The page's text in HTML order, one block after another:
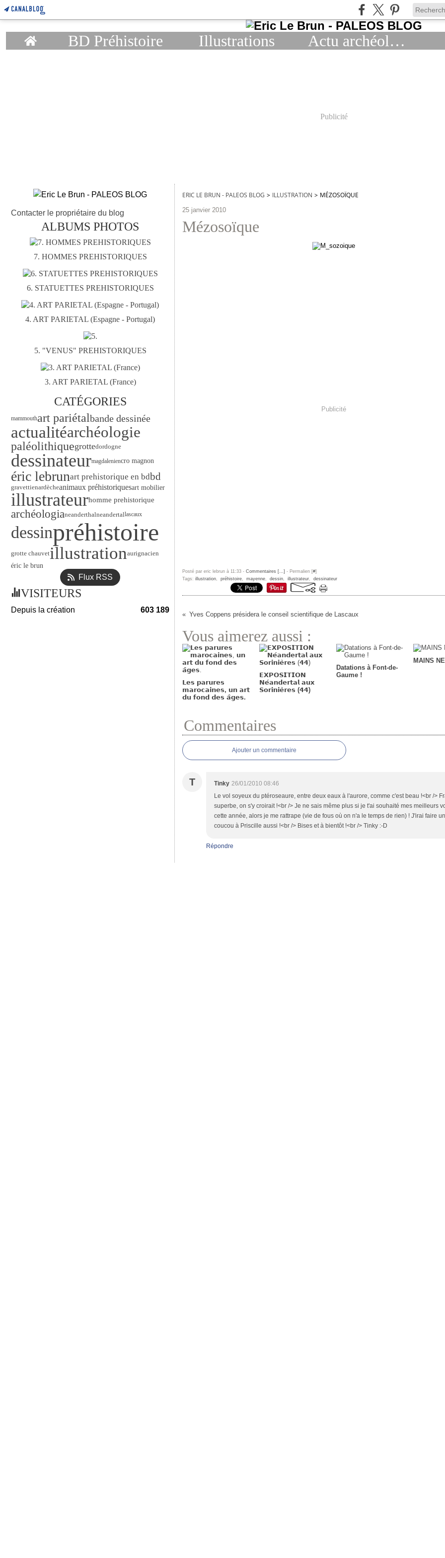
Home BD Préhistoire Illustrations Actu archéologie
Publicité
Contacter le propriétaire du blog
ALBUMS PHOTOS
7. HOMMES PREHISTORIQUES
6. STATUETTES PREHISTORIQUES
4. ART PARIETAL (Espagne - Portugal)
5. "VENUS" PREHISTORIQUES
3. ART PARIETAL (France)
CATÉGORIES
mammouthart pariétalbande dessinée
actualitéarchéologie
paléolithiquegrottedordogne
dessinateurmagdaleniencro magnon
éric lebrunart prehistorique en bdbd
gravettienardècheanimaux préhistoriquesart mobilier
illustrateurhomme prehistorique
archéologianeanderthalneandertallascaux
dessinpréhistoire
grotte chauvetillustrationaurignacien
éric le brun
Flux RSS
VISITEURS
Depuis la création 603 189
ERIC LE BRUN - PALEOS BLOG > ILLUSTRATION > MÉZOSOÏQUE
25 janvier 2010
Mézosoïque
Publicité
Posté par eric lebrun à 11:33 - Commentaires […] - Permalien [#]
Tags: illustration, préhistoire, mayenne, dessin, illustrateur, dessinateur
Yves Coppens présidera le conseil scientifique de Lascaux
Vous aimerez aussi :
𝗟𝗲𝘀 𝗽𝗮𝗿𝘂𝗿𝗲𝘀
𝗺𝗮𝗿𝗼𝗰𝗮𝗶𝗻𝗲𝘀, 𝘂𝗻 𝗮𝗿𝘁
𝗱𝘂 𝗳𝗼𝗻𝗱 𝗱𝗲𝘀 𝗮̂𝗴𝗲𝘀.
𝗘𝗫𝗣𝗢𝗦𝗜𝗧𝗜𝗢𝗡
𝗡𝗲́𝗮𝗻𝗱𝗲𝗿𝘁𝗮𝗹 𝗮𝘂𝘅
𝗦𝗼𝗿𝗶𝗻𝗶𝗲̀𝗿𝗲𝘀 (𝟰𝟰)
Datations à Font-de-
Gaume !
MAINS
Commentaires
Ajouter un commentaire
T Tinky 26/01/2010 08:46
Le vol soyeux du ptéroseaure, entre deux eaux à l'aurore, comme c'est beau !<br />
superbe, on s'y croirait !<br /> Je ne sais même plus si je t'ai souhaité mes meilleurs
cette année, alors je me rattrape (vie de fous où on n'a le temps de rien) ! J'irai faire
coucou à Priscille aussi !<br /> Bises et à bientôt !<br /> Tinky :-D
Répondre